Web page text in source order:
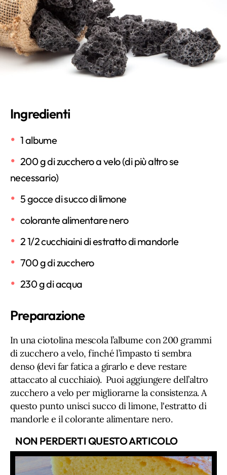
Ingredienti
1 albume
200 g di zucchero a velo (di più altro se
necessario)
5 gocce di succo di limone
colorante alimentare nero
2 1/2 cucchiaini di estratto di mandorle
700 g di zucchero
230 g di acqua
Preparazione
In una ciotolina mescola l’albume con 200 grammi
di zucchero a velo, finché l’impasto ti sembra
denso (devi far fatica a girarlo e deve restare
attaccato al cucchiaio). Puoi aggiungere dell’altro
zucchero a velo per migliorarne la consistenza. A
questo punto unisci succo di limone, l'estratto di
mandorle e il colorante alimentare nero.
NON PERDERTI QUESTO ARTICOLO